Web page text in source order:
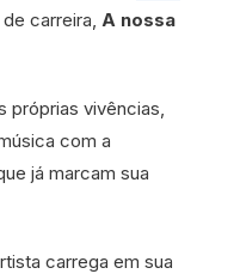
carreira, A nossa
próprias vivências,
com a
já marcam sua
carrega em sua